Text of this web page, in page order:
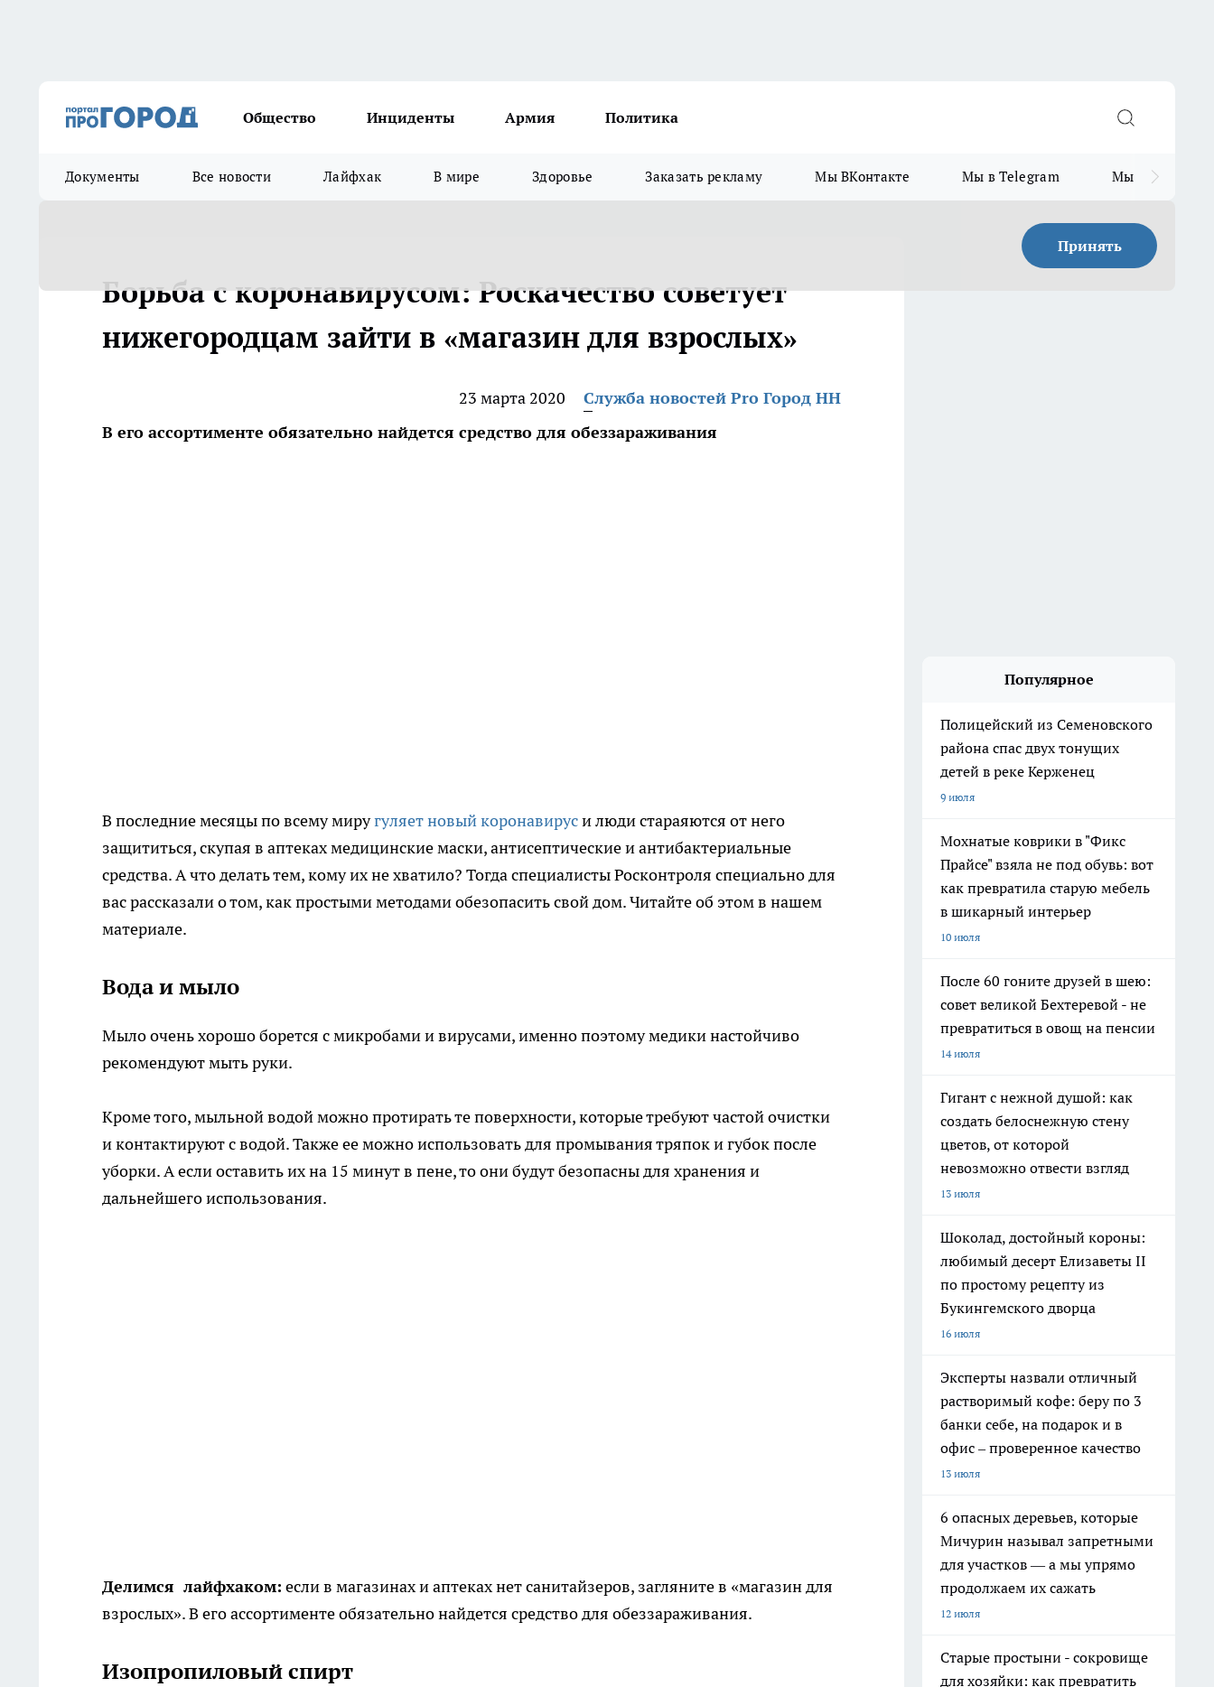
Общество Инциденты Армия Политика
Документы Все новости Лайфхак В мире Здоровье Заказать рекламу Мы ВКонтакте Мы в Telegram Мы в MAX
Принять
Борьба с коронавирусом: Роскачество советует
нижегородцам зайти в «магазин для взрослых»
23 марта 2020
Служба новостей Pro Город НН
В его ассортименте обязательно найдется средство для обеззараживания
В последние месяцы по всему миругуляет новый коронавируси люди стараяются от него
защититься, скупая в аптеках медицинские маски, антисептические и антибактериальные
средства. А что делать тем, кому их не хватило? Тогда специалисты Росконтроля специально для
вас рассказали о том, как простыми методами обезопасить свой дом. Читайте об этом в нашем
материале.
Вода и мыло
Мыло очень хорошо борется с микробами и вирусами, именно поэтому медики настойчиво
рекомендуют мыть руки.
Кроме того, мыльной водой можно протирать те поверхности, которые требуют частой очистки
и контактируют с водой. Также ее можно использовать для промывания тряпок и губок после
уборки. А если оставить их на 15 минут в пене, то они будут безопасны для хранения и
дальнейшего использования.
Делимся лайфхаком: если в магазинах и аптеках нет санитайзеров, загляните в «магазин для
взрослых». В его ассортименте обязательно найдется средство для обеззараживания.
Изопропиловый спирт
Популярное
Полицейский из Семеновского
района спас двух тонущих
детей в реке Керженец
9 июля
Мохнатые коврики в "Фикс
Прайсе" взяла не под обувь: вот
как превратила старую мебель
в шикарный интерьер
10 июля
После 60 гоните друзей в шею:
совет великой Бехтеревой - не
превратиться в овощ на пенсии
14 июля
Гигант с нежной душой: как
создать белоснежную стену
цветов, от которой
невозможно отвести взгляд
13 июля
Шоколад, достойный короны:
любимый десерт Елизаветы II
по простому рецепту из
Букингемского дворца
16 июля
Эксперты назвали отличный
растворимый кофе: беру по 3
банки себе, на подарок и в
офис – проверенное качество
13 июля
6 опасных деревьев, которые
Мичурин называл запретными
для участков — а мы упрямо
продолжаем их сажать
12 июля
Старые простыни - сокровище
для хозяйки: как превратить